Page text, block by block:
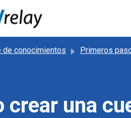
de conocimientos Primeros
crear una